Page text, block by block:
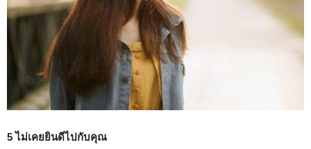
5 ไม่เคยยินดีไปกับคุณ